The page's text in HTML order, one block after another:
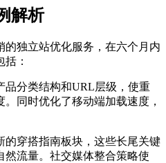
解析
独立站优化服务，在六个月内
：
品分类结构和URL层级，使重
同时优化了移动端加载速度，
的穿搭指南板块，这些长尾关键
流量。社交媒体整合策略使